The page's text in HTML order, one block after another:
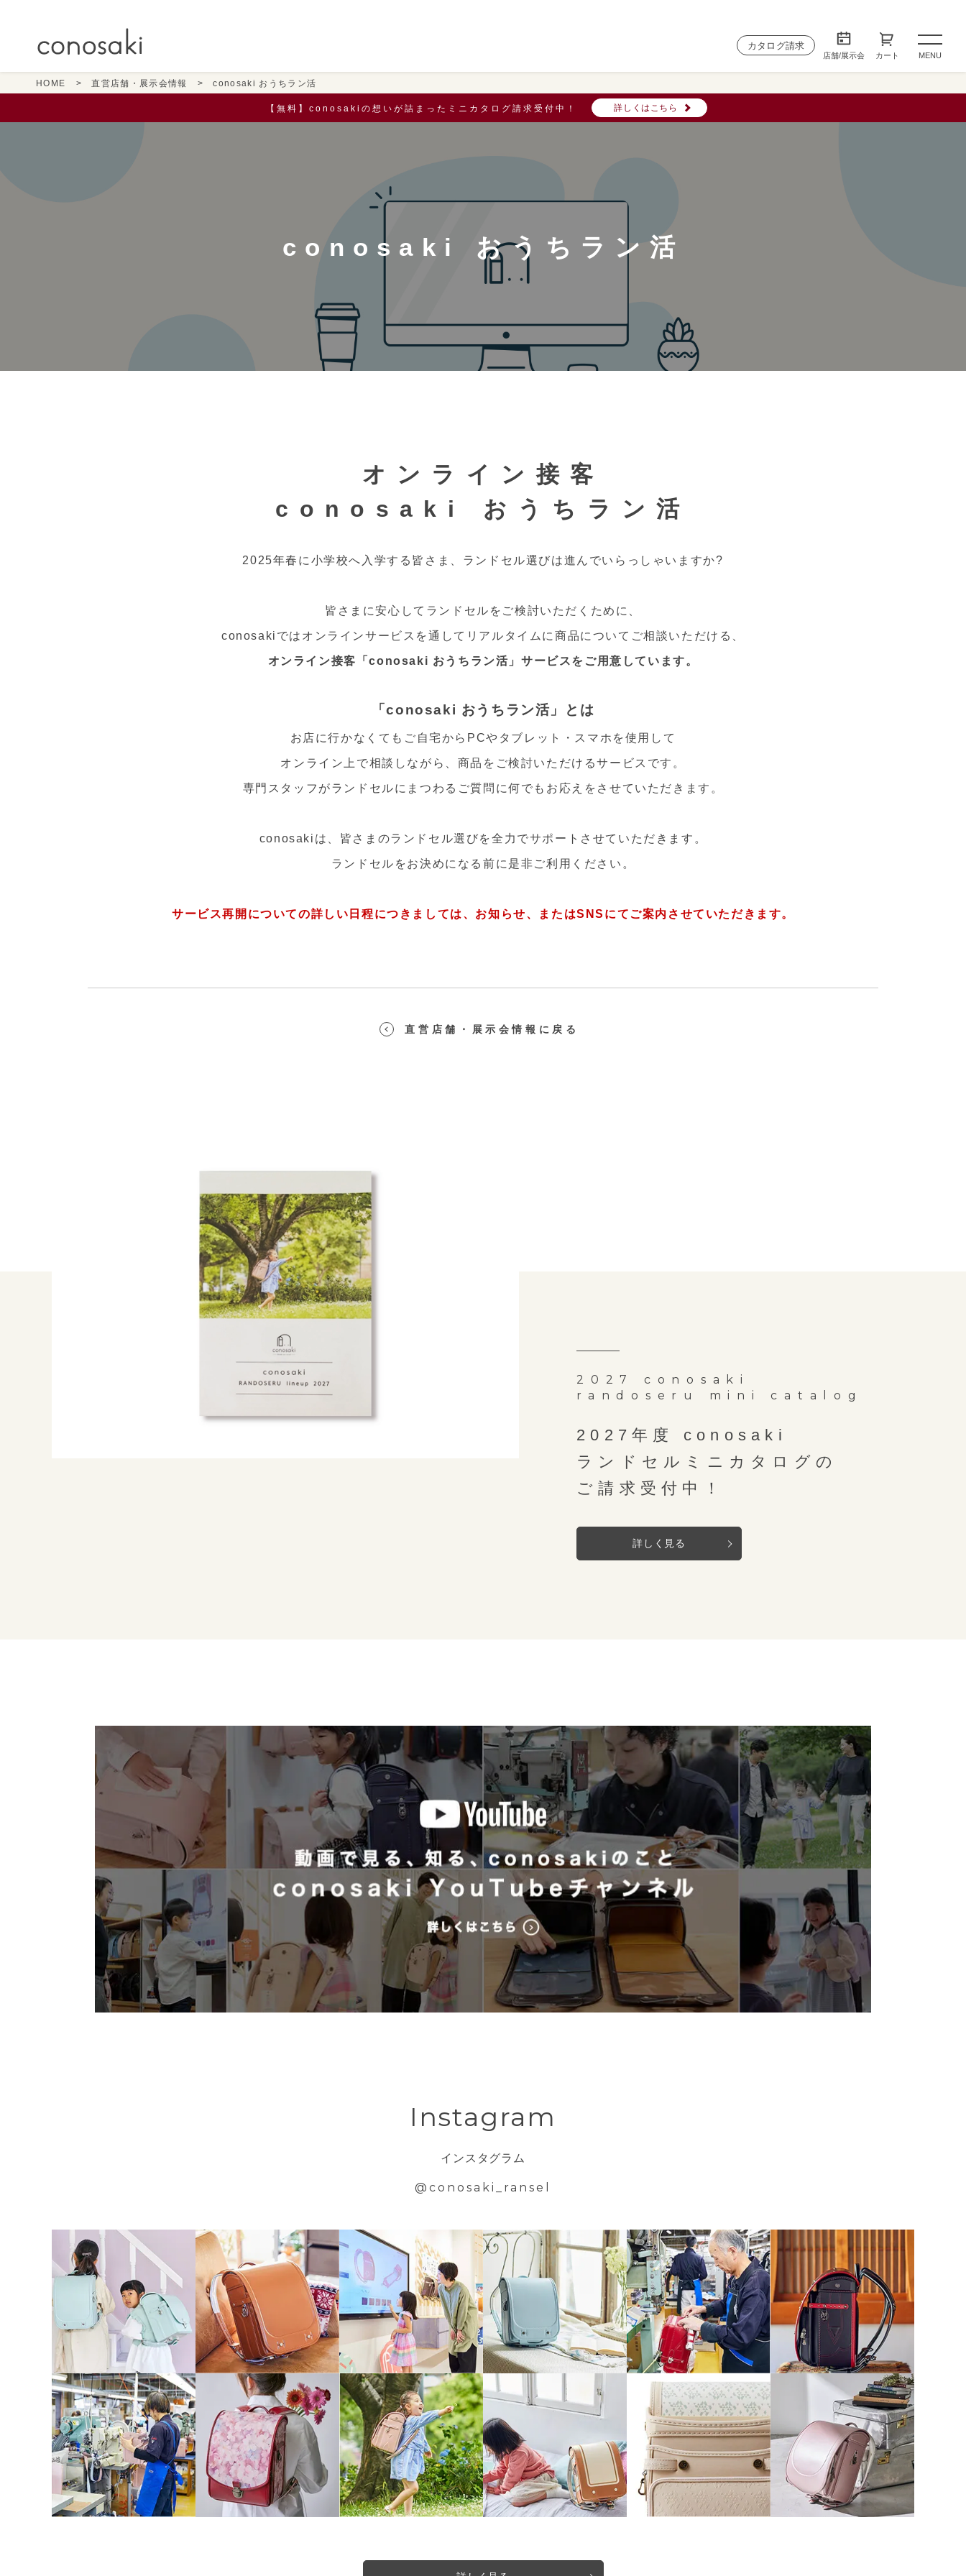
カタログ請求
店舗/展示会 カート MENU
HOME 直営店舗・展示会情報 conosaki おうちラン活
【無料】conosakiの想いが詰まったミニカタログ請求受付中！ 詳しくはこちら
conosaki おうちラン活
オンライン接客
conosaki おうちラン活
2025年春に小学校へ入学する皆さま、 ランドセル選びは進んでいらっしゃいますか?
皆さまに安心してランドセルをご検討いただくために、
conosakiではオンラインサービスを通してリアルタイムに 商品についてご相談いただける、
オンライン接客「conosaki おうちラン活」サービスを ご用意しています。
「conosaki おうちラン活」とは
お店に行かなくてもご自宅からPCやタブレット・スマホを使用して
オンライン上で相談しながら、 商品をご検討いただけるサービスです。
専門スタッフがランドセルにまつわるご質問に何でもお応えをさせていただきます。
conosakiは、皆さまのランドセル選びを全力でサポートさせていただきます。
ランドセルをお決めになる前に是非ご利用ください。
サービス再開についての詳しい日程につきましては、 お知らせ、またはSNSにてご案内させていただきます。
直営店舗・展示会情報に戻る
2027 conosaki
randoseru mini catalog
2027年度 conosaki
ランドセルミニカタログの
ご請求受付中！
詳しく見る
Instagram
インスタグラム
@conosaki_ransel